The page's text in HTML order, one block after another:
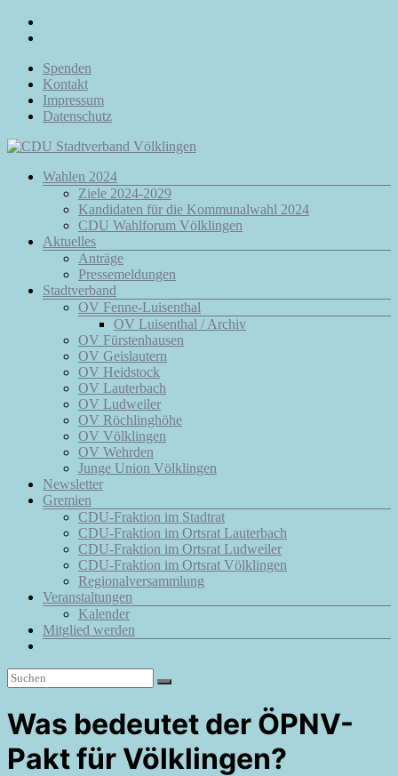
Zum
Inhalt
Spenden
Kontakt
Impressum
Datenschutz
CDU
Stadtverband
Völklingen
Euch.
Menü
Wahlen 2024
Ziele 2024-2029
Kandidaten für die Kommunalwahl 2024
CDU Wahlforum Völklingen
Aktuelles
Anträge
Pressemeldungen
Stadtverband
OV Fenne-Luisenthal
OV Luisenthal / Archiv
OV Fürstenhausen
OV Geislautern
OV Heidstock
OV Lauterbach
OV Ludweiler
OV Röchlinghöhe
OV Völklingen
OV Wehrden
Junge Union Völklingen
Newsletter
Gremien
CDU-Fraktion im Stadtrat
CDU-Fraktion im Ortsrat Lauterbach
CDU-Fraktion im Ortsrat Ludweiler
CDU-Fraktion im Ortsrat Völklingen
Regionalversammlung
Veranstaltungen
Kalender
Mitglied werden
Was bedeutet der ÖPNV-
Pakt für Völklingen?